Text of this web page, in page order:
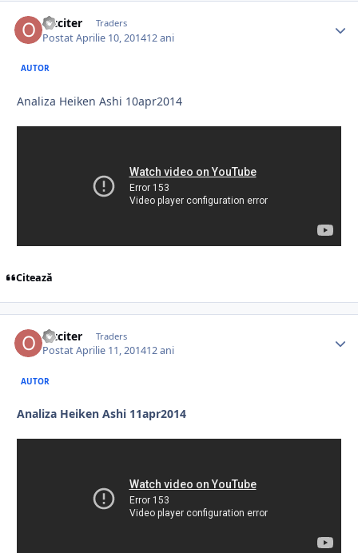
oltciter Traders
PostatAprilie 10, 201412 ani
AUTOR
Analiza Heiken Ashi 10apr2014
Citează
oltciter Traders
PostatAprilie 11, 201412 ani
AUTOR
Analiza Heiken Ashi 11apr2014